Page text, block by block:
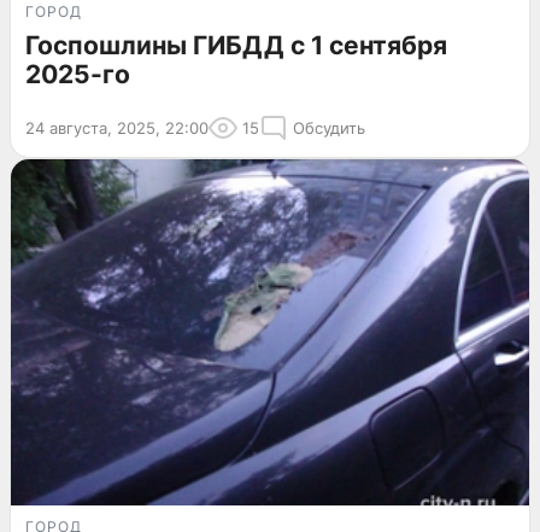
ГОРОД
Госпошлины ГИБДД с 1 сентября
2025-го
24 августа, 2025, 22:00 15 Обсудить
ГОРОД